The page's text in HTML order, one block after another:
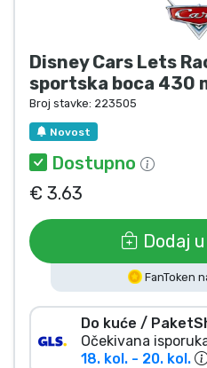
Disney Cars Lets
sportska boca 430
Broj stavke: 223505
Novost
Dostupno
€ 3.63
Dodaj
FanToken
Do kuće /
Očekivana
18. kol. - 20. kol.
Gamer proizvodi
Sportski proizvodi
Glazbeni proizvodi
Vrste proizvoda